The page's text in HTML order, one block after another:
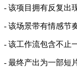
- 该项目拥有反复出
- 该场景带有情感节
- 该工作流包含不止
- 最终产出为一部短